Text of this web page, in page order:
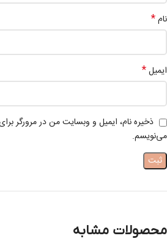
نام*
ایمیل*
ذخیره نام، ایمیل و وبسایت من در مرورگر
می‌نویسم.
محصولات مشابه